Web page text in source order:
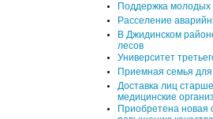
Поддержка молодых
Расселение
В Джидинском
лесов
Университет
Приемная семья
Доставка лиц
медицинские
Приобретена новая